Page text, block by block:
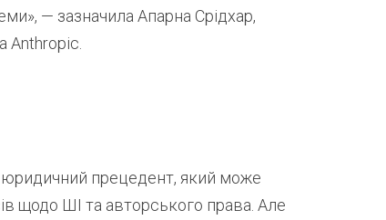
— зазначила Апарна Срідхар,
Anthropic.
прецедент, який може
щодо ШІ та авторського права. Але